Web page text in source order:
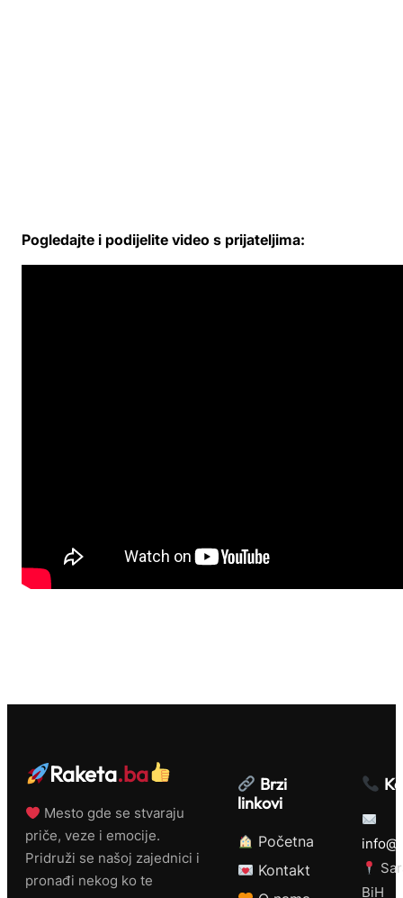
Pogledajte i podijelite video s prijateljima:
Raketa.ba
Mesto gde se stvaraju
priče, veze i emocije.
Pridruži se našoj zajednici i
pronađi nekog ko te
Brzi
linkovi
Početna
Kontakt
BiH